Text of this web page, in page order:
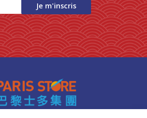
Je m'inscris